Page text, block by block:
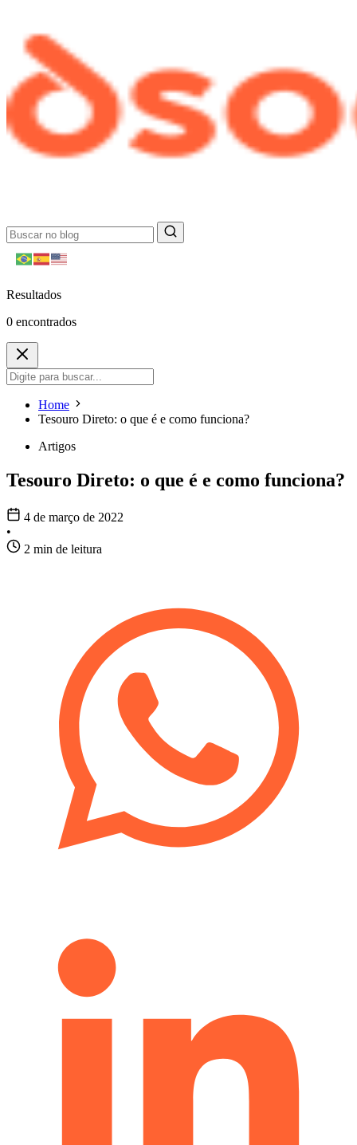
Resultados
0 encontrados
Home
Tesouro Direto: o que é e como funciona?
Artigos
Tesouro Direto: o que é e como funciona?
4 de março de 2022
•
2 min de leitura